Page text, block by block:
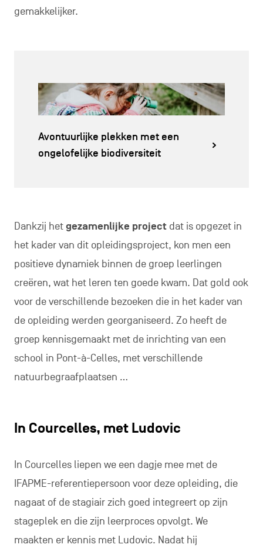
gemakkelijker.
Avontuurlijke plekken met een
ongelofelijke biodiversiteit
Dankzij hetgezamenlijke projectdat is opgezet in
het kader van dit opleidingsproject, kon men een
positieve dynamiek binnen de groep leerlingen
creëren, wat het leren ten goede kwam. Dat gold ook
voor de verschillende bezoeken die in het kader van
de opleiding werden georganiseerd. Zo heeft de
groep kennisgemaakt met de inrichting van een
school in Pont-à-Celles, met verschillende
natuurbegraafplaatsen …
In Courcelles, met Ludovic
In Courcelles liepen we een dagje mee met de
IFAPME-referentiepersoon voor deze opleiding, die
nagaat of de stagiair zich goed integreert op zijn
stageplek en die zijn leerproces opvolgt. We
maakten er kennis met Ludovic. Nadat hij